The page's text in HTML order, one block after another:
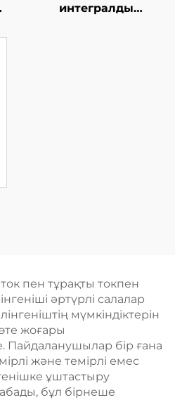
интегралды
пен тұрақты токпен
әртүрлі салалар
мүмкіндіктерін
жоғары
Пайдаланушылар бір ғана
және темірлі емес
ұштастыру
бұл бірнеше